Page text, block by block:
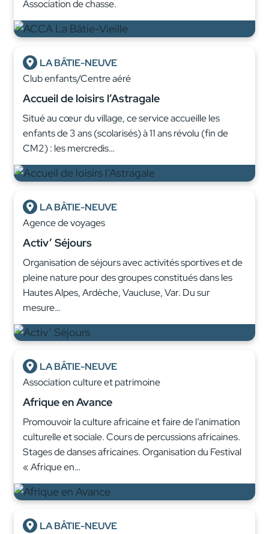
Association de chasse.
LA BÂTIE-NEUVE
Club enfants/Centre aéré
Accueil de loisirs l’Astragale
Situé au cœur du village, ce service accueille les
enfants de 3 ans (scolarisés) à 11 ans révolu (fin de
CM2) : les mercredis…
LA BÂTIE-NEUVE
Agence de voyages
Activ’ Séjours
Organisation de séjours avec activités sportives et de
pleine nature pour des groupes constitués dans les
Hautes Alpes, Ardèche, Vaucluse, Var. Du sur
mesure…
LA BÂTIE-NEUVE
Association culture et patrimoine
Afrique en Avance
Promouvoir la culture africaine et faire de l’animation
culturelle et sociale. Cours de percussions africaines.
Stages de danses africaines. Organisation du Festival
« Afrique en…
LA BÂTIE-NEUVE